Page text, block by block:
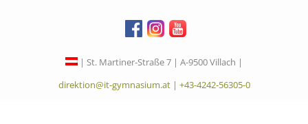
| St. Martiner-Straße 7 | A-9500 Villach |
direktion@it-gymnasium.at| +43-4242-56305-0